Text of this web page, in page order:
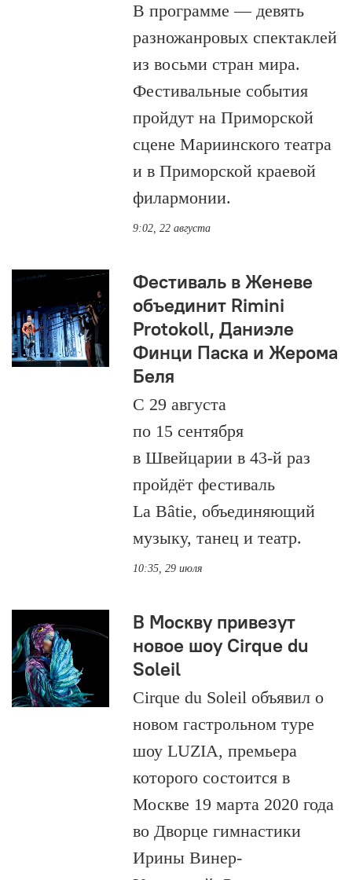
В программе — девять
разножанровых спектаклей
из восьми стран мира.
Фестивальные события
пройдут на Приморской
сцене Мариинского театра
и в Приморской краевой
филармонии.
9:02, 22 августа
Фестиваль в Женеве
объединит Rimini
Protokoll, Даниэле
Финци Паска и Жерома
Беля
С 29 августа
по 15 сентября
в Швейцарии в 43-й раз
пройдёт фестиваль
La Bâtie, объединяющий
музыку, танец и театр.
10:35, 29 июля
В Москву привезут
новое шоу Cirque du
Soleil
Cirque du Soleil объявил о
новом гастрольном туре
шоу LUZIA, премьера
которого состоится в
Москве 19 марта 2020 года
во Дворце гимнастики
Ирины Винер-